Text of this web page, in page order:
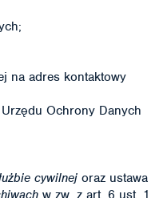
na adres kontaktowy
Ochrony Danych
cywilnej oraz ustawa
w zw. z art. 6 ust. 1